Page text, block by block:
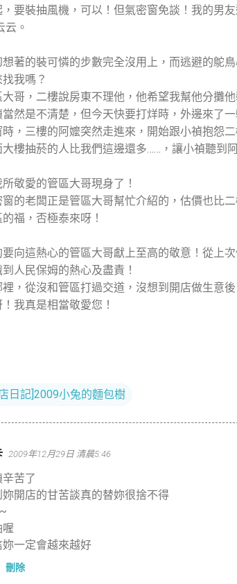
要裝抽風機，可以！但氣密窗免談！我的男
云。
著的裝可憐的步數完全沒用上，而逃避的鴕
我嗎？
哥，二樓說房東不理他，他希望我幫他分攤
然是不清楚，但今天快要打烊時，外邊來了
，三樓的阿嬤突然走進來，開始跟小禎抱怨
樓抽菸的人比我們這邊還多……，讓小禎聽到
敬愛的管區大哥現身了！
的老闆正是管區大哥幫忙介紹的，估價也比
福，否極泰來呀！
向這熱心的管區大哥獻上至高的敬意！從上
人民保姆的熱心及盡責！
，從沒和管區打過交道，沒想到開店做生意
我真是相當敬愛您！
日記]2009小兔的麵包樹
2009年12月29日 清晨5:46
苦了
妳開店的甘苦談真的替妳很捨不得
喔
妳一定會越來越好
刪除